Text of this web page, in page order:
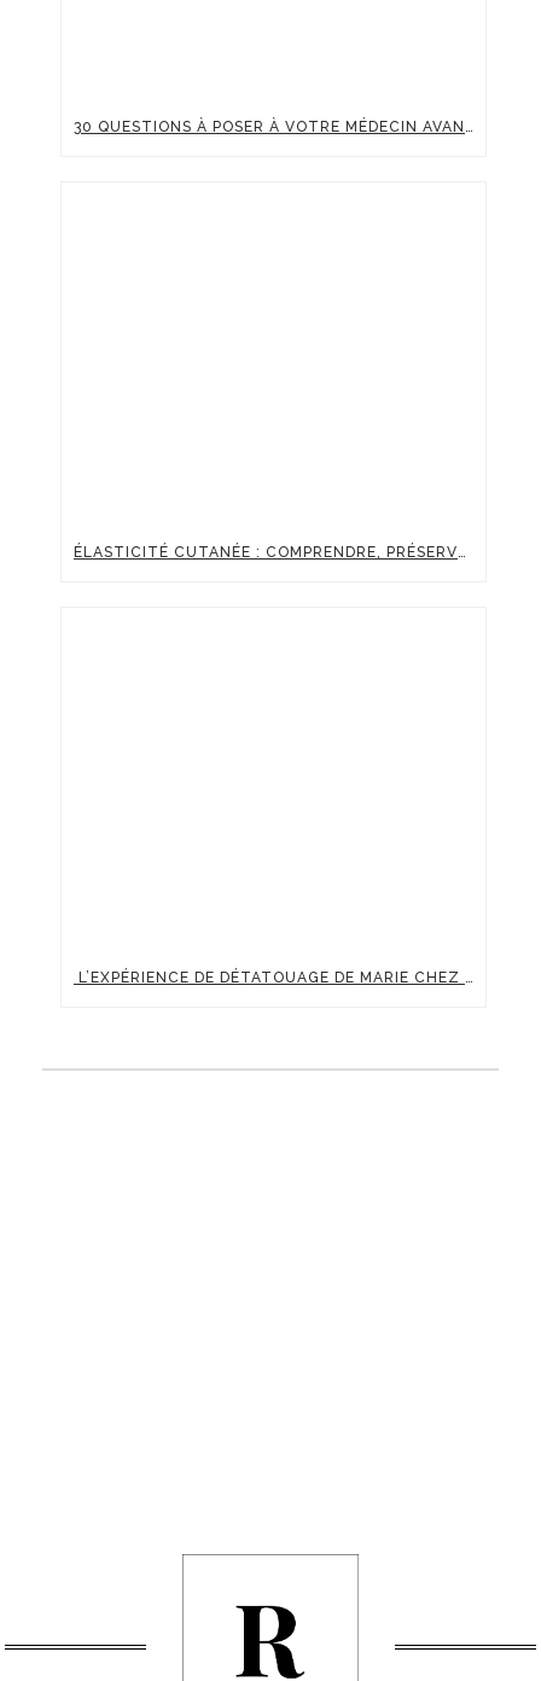
30 QUESTIONS À POSER À VOTRE MÉDECIN AVANT UNE INJECTION D’ACIDE HYALURONIQUE
ÉLASTICITÉ CUTANÉE : COMPRENDRE, PRÉSERVER ET BOOSTER LA FERMETÉ DE SA PEAU
L’EXPÉRIENCE DE DÉTATOUAGE DE MARIE CHEZ CLINIC RENAISSANCE